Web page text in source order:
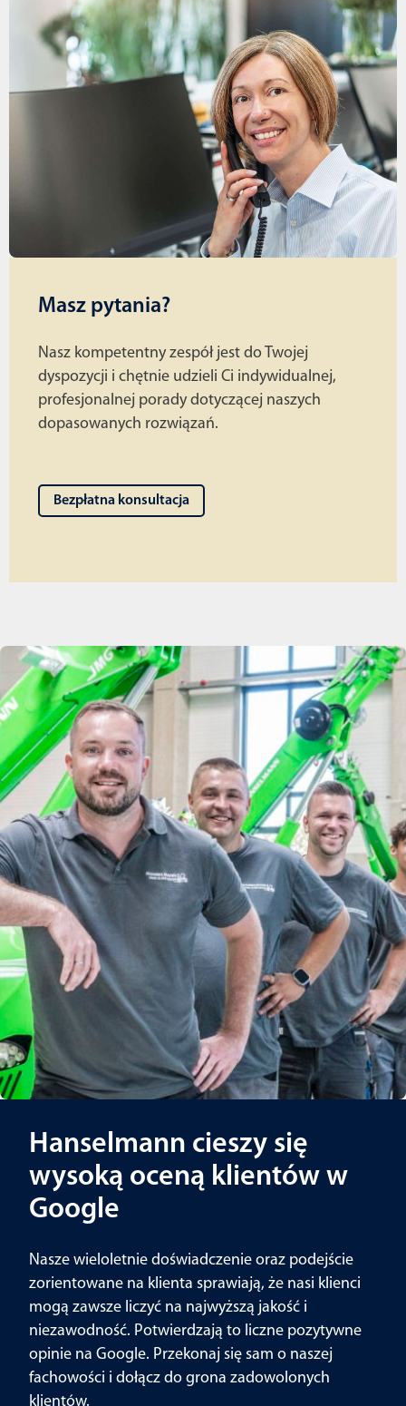
Masz pytania?
Nasz kompetentny zespół jest do Twojej
dyspozycji i chętnie udzieli Ci indywidualnej,
profesjonalnej porady dotyczącej naszych
dopasowanych rozwiązań.
Bezpłatna konsultacja
Hanselmann cieszy się
wysoką oceną klientów w
Google
Nasze wieloletnie doświadczenie oraz podejście
zorientowane na klienta sprawiają, że nasi klienci
mogą zawsze liczyć na najwyższą jakość i
niezawodność. Potwierdzają to liczne pozytywne
opinie na Google. Przekonaj się sam o naszej
fachowości i dołącz do grona zadowolonych
klientów.